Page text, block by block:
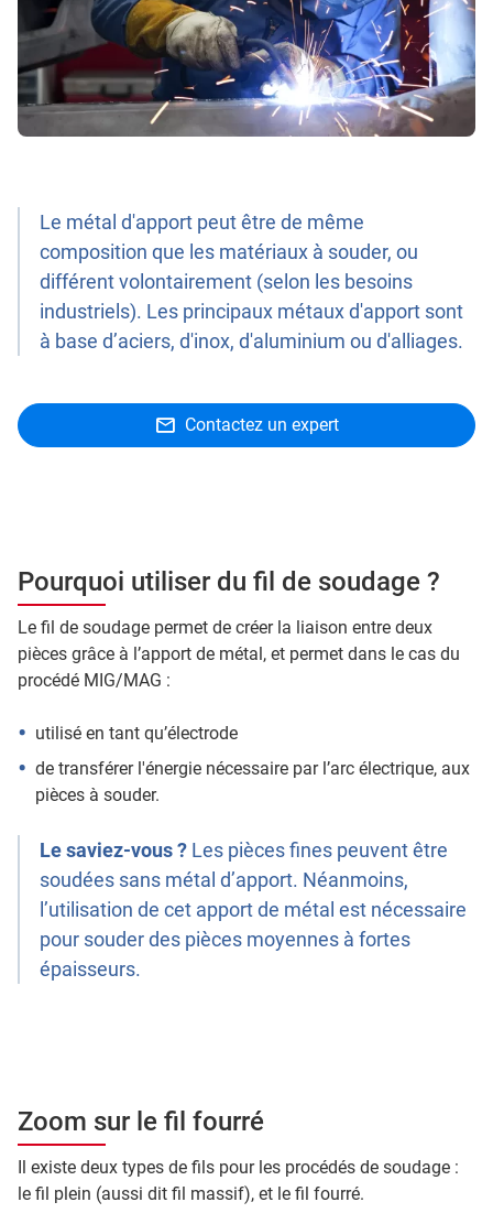
Le métal d'apport peut être de même
composition que les matériaux à souder, ou
différent volontairement (selon les besoins
industriels). Les principaux métaux d'apport sont
à base d’aciers, d'inox, d'aluminium ou d'alliages.
Contactez un expert
Pourquoi utiliser du fil de soudage ?
Le fil de soudage permet de créer la liaison entre deux
pièces grâce à l’apport de métal, et permet dans le cas du
procédé MIG/MAG :
utilisé en tant qu’électrode
de transférer l'énergie nécessaire par l’arc électrique, aux
pièces à souder.
Le saviez-vous ? Les pièces fines peuvent être
soudées sans métal d’apport. Néanmoins,
l’utilisation de cet apport de métal est nécessaire
pour souder des pièces moyennes à fortes
épaisseurs.
Zoom sur le fil fourré
Il existe deux types de fils pour les procédés de soudage :
le fil plein (aussi dit fil massif), et le fil fourré.